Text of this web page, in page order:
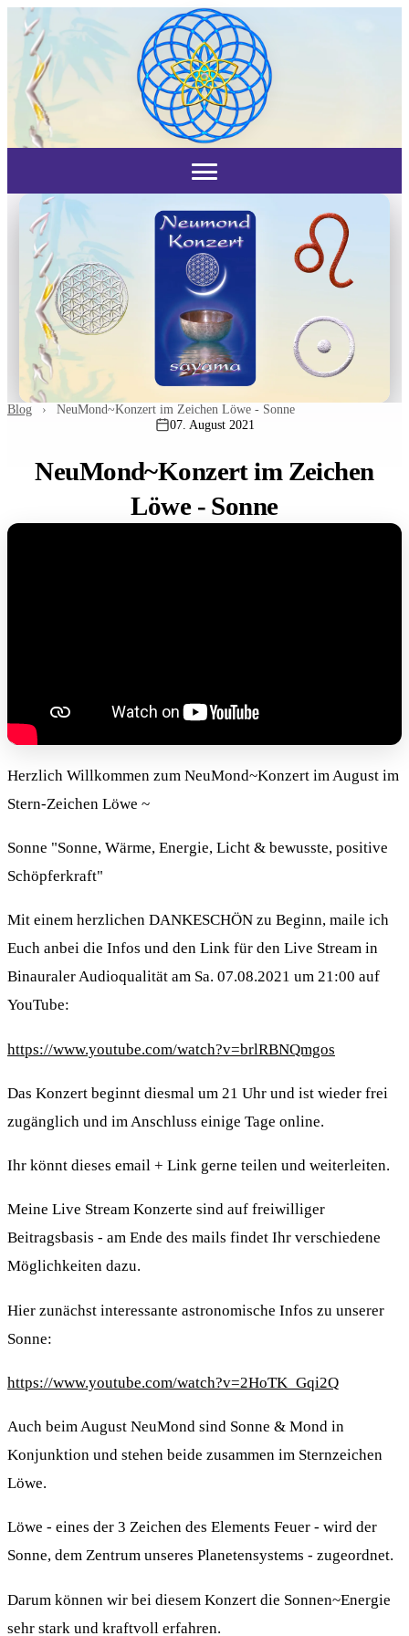
Blog › NeuMond~Konzert im Zeichen Löwe - Sonne
07. August 2021
NeuMond~Konzert im Zeichen
Löwe - Sonne
Herzlich Willkommen zum NeuMond~Konzert im August im
Stern-Zeichen Löwe ~
Sonne "Sonne, Wärme, Energie, Licht & bewusste, positive
Schöpferkraft"
Mit einem herzlichen DANKESCHÖN zu Beginn, maile ich
Euch anbei die Infos und den Link für den Live Stream in
Binauraler Audioqualität am Sa. 07.08.2021 um 21:00 auf
YouTube:
https://www.youtube.com/watch?v=brlRBNQmgos
Das Konzert beginnt diesmal um 21 Uhr und ist wieder frei
zugänglich und im Anschluss einige Tage online.
Ihr könnt dieses email + Link gerne teilen und weiterleiten.
Meine Live Stream Konzerte sind auf freiwilliger
Beitragsbasis - am Ende des mails findet Ihr verschiedene
Möglichkeiten dazu.
Hier zunächst interessante astronomische Infos zu unserer
Sonne:
https://www.youtube.com/watch?v=2HoTK_Gqi2Q
Auch beim August NeuMond sind Sonne & Mond in
Konjunktion und stehen beide zusammen im Sternzeichen
Löwe.
Löwe - eines der 3 Zeichen des Elements Feuer - wird der
Sonne, dem Zentrum unseres Planetensystems - zugeordnet.
Darum können wir bei diesem Konzert die Sonnen~Energie
sehr stark und kraftvoll erfahren.